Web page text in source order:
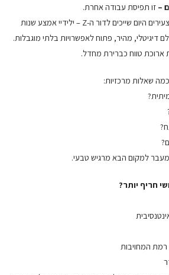
– זו תפיסת עבודה אחרת.
רוב המועמדות והמועמדים הצעירים היום שייכים לדור ה-Z – ילידיי אמצע שנות
דיגיטלי, מהיר, פתוח לאפשרויות בלתי מוגבלות.
ארוכת טווח כברירת מחדל.
שאלות מרכזיות:
למקום הבא מרגיש טבעי.
חריף יותר?
המחויבות